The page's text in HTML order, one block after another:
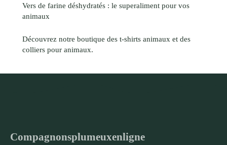
Vers de farine déshydratés : le superaliment pour vos
animaux
Découvrez notre boutique des t-shirts animaux et des
colliers pour animaux.
Compagnonsplumeuxenligne